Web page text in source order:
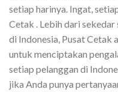
setiap harinya. Ingat,
Cetak . Lebih dari
di Indonesia, Pusat
untuk menciptakan
setiap pelanggan di
jika Anda punya